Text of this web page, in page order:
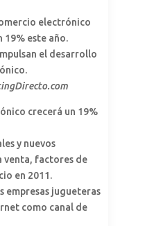
electrónico
19% este año.
el desarrollo
crecerá un 19%
y nuevos
venta, factores de
en 2011.
empresas jugueteras
como canal de